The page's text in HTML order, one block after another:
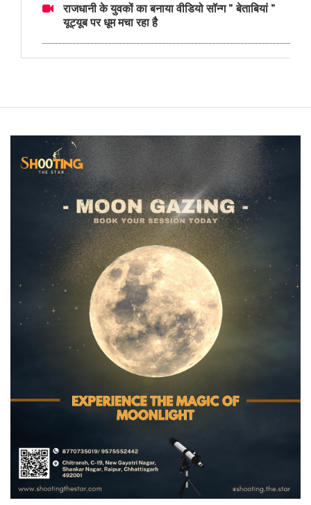
राजधानी के युवकों का बनाया वीडियो सॉन्ग " बेताबियां "
यूट्यूब पर धूम मचा रहा है